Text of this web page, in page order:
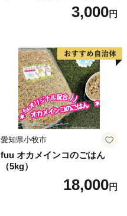
3,000円
愛知県小牧市
fuu オカメインコのごはん
（5kg）
18,000円